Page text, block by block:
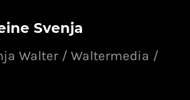
Svenja
Walter / Waltermedia /